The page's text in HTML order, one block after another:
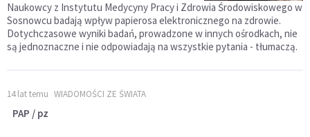
Naukowcy z Instytutu Medycyny Pracy i Zdrowia Środowiskowego w
Sosnowcu badają wpływ papierosa elektronicznego na zdrowie.
Dotychczasowe wyniki badań, prowadzone w innych ośrodkach, nie
są jednoznaczne i nie odpowiadają na wszystkie pytania - tłumaczą.
14 lat temu WIADOMOŚCI ZE ŚWIATA
PAP / pz